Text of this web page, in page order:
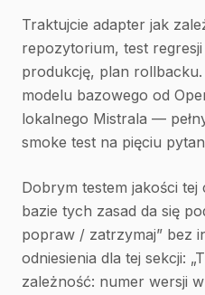
Traktujcie adapter jak
repozytorium, test
produkcję, plan
modelu bazowego od
lokalnego Mistrala —
smoke test na pięciu
Dobrym testem jakości
bazie tych zasad da się
popraw / zatrzymaj” bez
odniesienia dla tej sekcji:
zależność: numer wersji